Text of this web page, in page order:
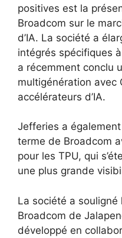
positives est la
Broadcom sur le
d’IA. La société a
intégrés spécifiques
a récemment conclu
multigénération avec
accélérateurs d’IA.
Jefferies a également
terme de Broadcom
pour les TPU, qui
une plus grande
La société a
Broadcom de
développé en